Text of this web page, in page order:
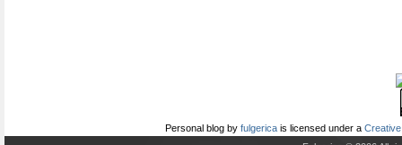
Personal blog by fulgerica is licensed under a